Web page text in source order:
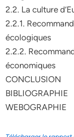
2.2. La culture
2.2.1.
écologiques
2.2.2.
économiques
CONCLUSION
BIBLIOGRAPHIE
WEBOGRAPHIE